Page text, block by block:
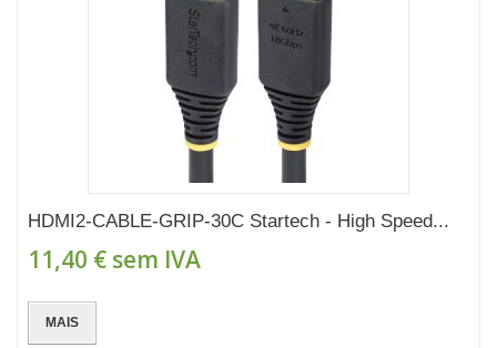
HDMI2-CABLE-GRIP-30C Startech - High Speed...
11,40 € sem IVA
MAIS